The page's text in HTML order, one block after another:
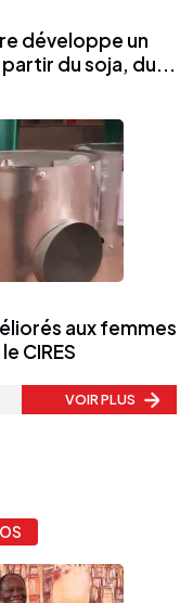
développe un
du soja, du...
aux femmes
CIRES
VOIR PLUS